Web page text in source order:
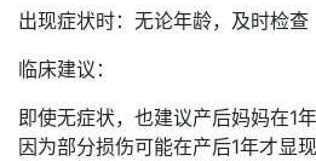
出现症状时：无论年龄，及时检查
临床建议：
即使无症状，也建议产后妈妈在1
因为部分损伤可能在产后1年才显